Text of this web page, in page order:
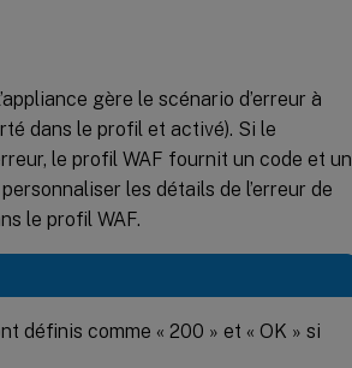
gère le scénario d’erreur à
dans le profil et activé). Si le
le profil WAF fournit un code et un
les détails de l’erreur de
le profil WAF.
définis comme « 200 » et « OK » si